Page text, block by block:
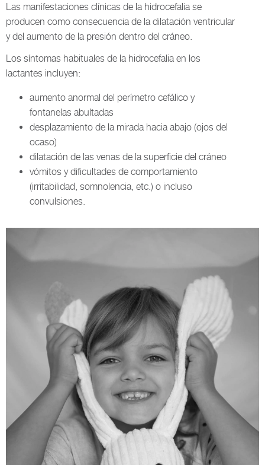
Las manifestaciones clínicas de la hidrocefalia se
producen como consecuencia de la dilatación ventricular
y del aumento de la presión dentro del cráneo.
Los síntomas habituales de la hidrocefalia en los
lactantes incluyen:
aumento anormal del perímetro cefálico y
fontanelas abultadas
desplazamiento de la mirada hacia abajo (ojos del
ocaso)
dilatación de las venas de la superficie del cráneo
vómitos y dificultades de comportamiento
(irritabilidad, somnolencia, etc.) o incluso
convulsiones.